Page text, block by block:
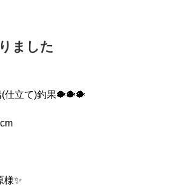
ました
仕立て)釣果🐡🐡🐡
✨